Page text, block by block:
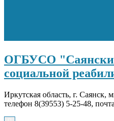
ОГБУСО
социальной
Иркутская область, г. Саянск,
телефон 8(39553) 5-25-48,